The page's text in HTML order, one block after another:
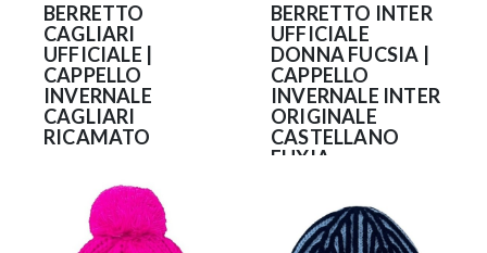
BERRETTO
CAGLIARI
UFFICIALE |
CAPPELLO
INVERNALE
CAGLIARI
RICAMATO
BERRETTO INTER
UFFICIALE
DONNA FUCSIA |
CAPPELLO
INVERNALE INTER
ORIGINALE
CASTELLANO
FUXIA